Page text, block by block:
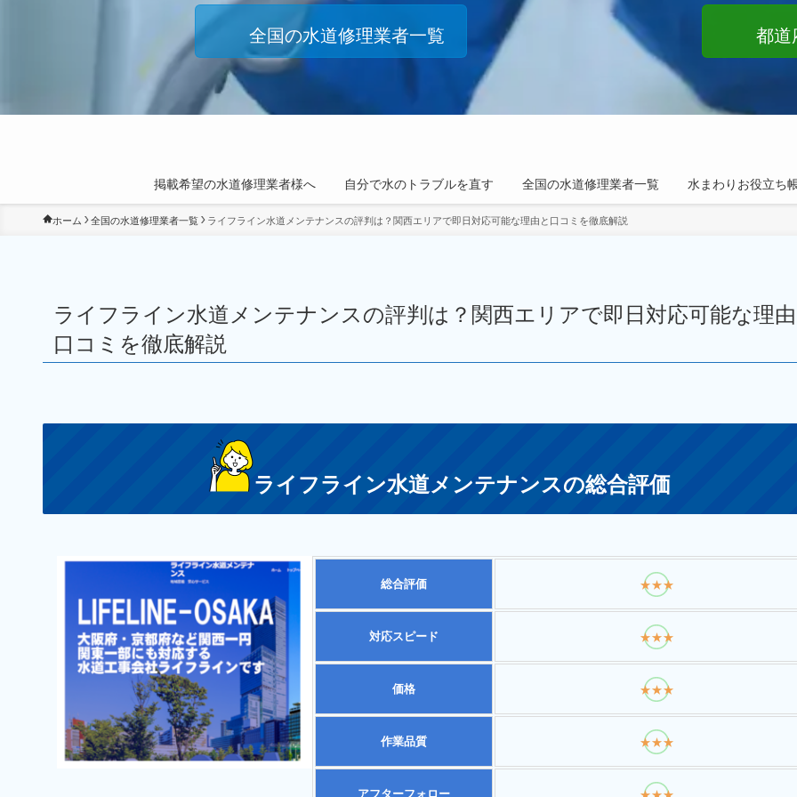
掲載希望の水道修理業者様へ 自分で水のトラブルを直す 全国の水道修理業者一覧 水まわりお役立ち
全国の水道修理業者一覧 都道
ホーム 全国の水道修理業者一覧 ライフライン水道メンテナンスの評判は？関西エリアで即日対応可能な理由と口コミを徹底解説
ライフライン水道メンテナンスの評判は？関西エリアで即日対応可能な理
口コミを徹底解説
ライフライン水道メンテナンスの総合評価
総合評価 ★★★
対応スピード ★★★
価格 ★★★
作業品質 ★★★
アフターフォロー